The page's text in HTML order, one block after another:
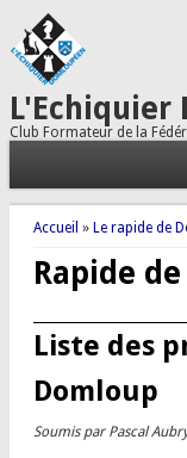
L'Echiquier
Club Formateur de la
Vous êtes ici
Accueil » Le rapide de
Rapide
Liste des
Domloup
Soumis par Pascal